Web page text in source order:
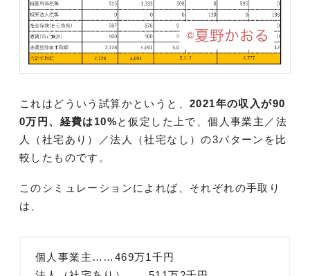
これはどういう試算かというと、 2021年の収入が90
0万円、経費は10%と仮定した上で、個人事業主／法
人（社宅あり）／法人（社宅なし）の3パターンを比
較したものです。
このシミュレーションによれば、それぞれの手取り
は、
個人事業主……469万1千円